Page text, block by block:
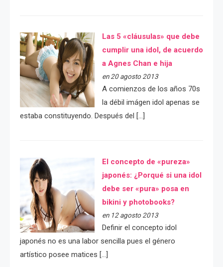
Las 5 «cláusulas» que debe
cumplir una idol, de acuerdo
a Agnes Chan e hija
en 20 agosto 2013
A comienzos de los años 70s
la débil imágen idol apenas se
estaba constituyendo. Después del […]
El concepto de «pureza»
japonés: ¿Porqué si una idol
debe ser «pura» posa en
bikini y photobooks?
en 12 agosto 2013
Definir el concepto idol
japonés no es una labor sencilla pues el género
artístico posee matices […]